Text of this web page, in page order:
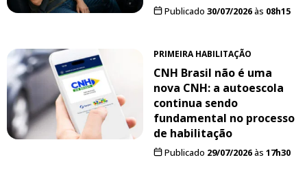
Publicado 30/07/2026às 08h15
PRIMEIRA HABILITAÇÃO
CNH Brasil não é uma
nova CNH: a autoescola
continua sendo
fundamental no processo
de habilitação
Publicado 29/07/2026às 17h30